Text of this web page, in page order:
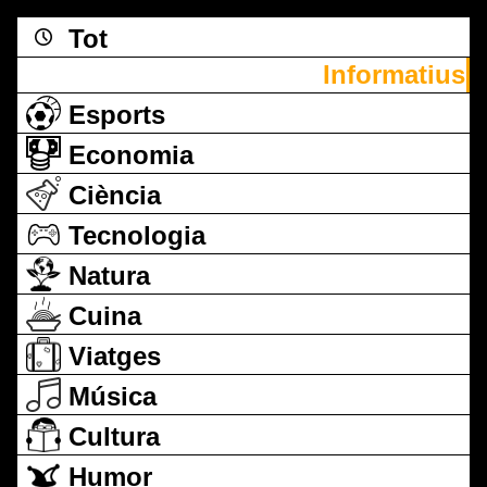
Tot
Informatius
Esports
Economia
Ciència
Tecnologia
Natura
Cuina
Viatges
Música
Cultura
Humor